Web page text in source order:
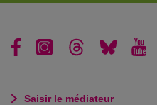
Saisir le médiateur